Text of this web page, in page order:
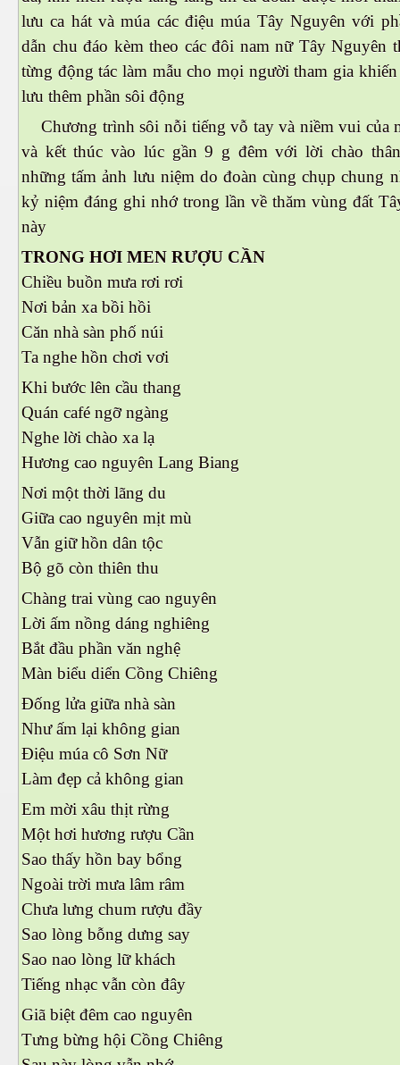
lưu ca hát và múa các điệu múa Tây Nguyên với
dẫn chu đáo kèm theo các đôi nam nữ Tây Nguyên
từng động tác làm mẫu cho mọi người tham gia
lưu thêm phần sôi động
Chương trình sôi nỗi tiếng vỗ tay và niềm vui của
và kết thúc vào lúc gần 9 g đêm với lời chào
những tấm ảnh lưu niệm do đoàn cùng chụp chung
kỷ niệm đáng ghi nhớ trong lần về thăm vùng đất
này
TRONG HƠI MEN RƯỢU CẦN
Chiều buồn mưa rơi rơi
Nơi bản xa bồi hồi
Căn nhà sàn phố núi
Ta nghe hồn chơi vơi
Khi bước lên cầu thang
Quán café ngỡ ngàng
Nghe lời chào xa lạ
Hương cao nguyên Lang Biang
Nơi một thời lãng du
Giữa cao nguyên mịt mù
Vẫn giữ hồn dân tộc
Bộ gõ còn thiên thu
Chàng trai vùng cao nguyên
Lời ấm nồng dáng nghiêng
Bắt đầu phần văn nghệ
Màn biểu diển Cồng Chiêng
Đống lửa giữa nhà sàn
Như ấm lại không gian
Điệu múa cô Sơn Nữ
Làm đẹp cả không gian
Em mời xâu thịt rừng
Một hơi hương rượu Cần
Sao thấy hồn bay bổng
Ngoài trời mưa lâm râm
Chưa lưng chum rượu đầy
Sao lòng bỗng dưng say
Sao nao lòng lữ khách
Tiếng nhạc vẫn còn đây
Giã biệt đêm cao nguyên
Tưng bừng hội Cồng Chiêng
giới
Trí